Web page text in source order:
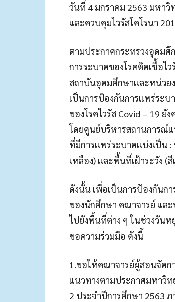
วันที่ 4 มกราคม 2563 มหาวิ
และควบคุมไวรัสโคโรนา
ตามประกาศกระทรวงอุดมศึ
การระบาดของโรคติดเชื้อไ
สถาบันอุดมศึกษาและหน่วย
เป็นการป้องกันการแพร่ระ
ของโรคไวรัส Covid – 19
โดยศูนย์บริหารสถานการณ์
ที่มีการแพร่ระบาดแบ่งเป็น
เหลือง) และพื้นที่เฝ้าระวัง (
ดังนั้น เพื่อเป็นการป้องกันก
ของนักศึกษา คณาจารย์ แล
ไปยังพื้นที่ต่าง ๆ ในช่วงวัน
ขอความร่วมมือ ดังนี้
1.ขอให้คณาจารย์ผู้สอนจัดก
แนวทางตามประกาศมหาวิท
2 ประจำปีการศึกษา 2563